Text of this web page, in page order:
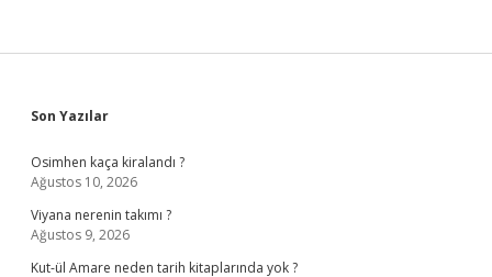
Sidebar
Son Yazılar
Osimhen kaça kiralandı ?
Ağustos 10, 2026
Viyana nerenin takımı ?
Ağustos 9, 2026
Kut-ül Amare neden tarih kitaplarında yok ?